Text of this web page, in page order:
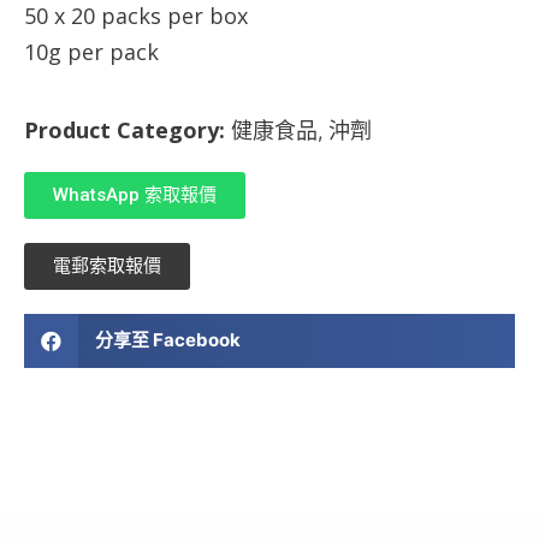
50 x 20 packs per box
10g per pack
Product Category: 健康食品, 沖劑
WhatsApp 索取報價
電郵索取報價
分享至 Facebook